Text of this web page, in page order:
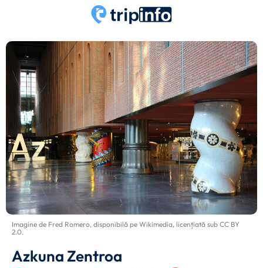
Imagine de Fred Romero, disponibilă pe Wikimedia, licențiată sub CC BY
2.0.
Azkuna Zentroa